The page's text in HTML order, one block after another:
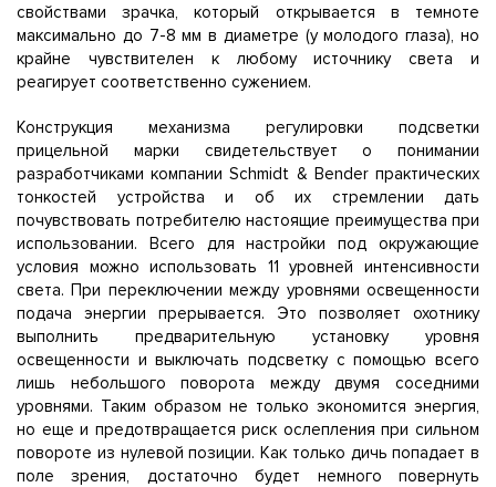
свойствами зрачка, который открывается в темноте
максимально до 7-8 мм в диаметре (у молодого глаза), но
крайне чувствителен к любому источнику света и
реагирует соответственно сужением.
Конструкция механизма регулировки подсветки
прицельной марки свидетельствует о понимании
разработчиками компании Schmidt & Bender практических
тонкостей устройства и об их стремлении дать
почувствовать потребителю настоящие преимущества при
использовании. Всего для настройки под окружающие
условия можно использовать 11 уровней интенсивности
света. При переключении между уровнями освещенности
подача энергии прерывается. Это позволяет охотнику
выполнить предварительную установку уровня
освещенности и выключать подсветку с помощью всего
лишь небольшого поворота между двумя соседними
уровнями. Таким образом не только экономится энергия,
но еще и предотвращается риск ослепления при сильном
повороте из нулевой позиции. Как только дичь попадает в
поле зрения, достаточно будет немного повернуть